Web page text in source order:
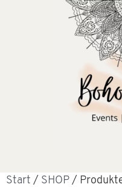
Start / SHOP /